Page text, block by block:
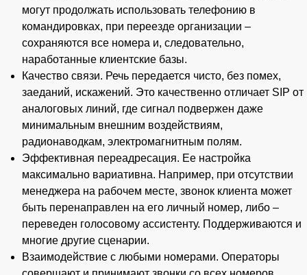
могут продолжать использовать телефонию в
командировках, при переезде организации –
сохраняются все номера и, следовательно,
наработанные клиентские базы.
Качество связи. Речь передается чисто, без помех,
заеданий, искажений. Это качественно отличает SIP от
аналоговых линий, где сигнал подвержен даже
минимальным внешним воздействиям,
радионаводкам, электромагнитным полям.
Эффективная переадресация. Ее настройка
максимально вариативна. Например, при отсутствии
менеджера на рабочем месте, звонок клиента может
быть перенаправлен на его личный номер, либо –
переведен голосовому ассистенту. Поддерживаются и
многие другие сценарии.
Взаимодействие с любыми номерами. Операторы